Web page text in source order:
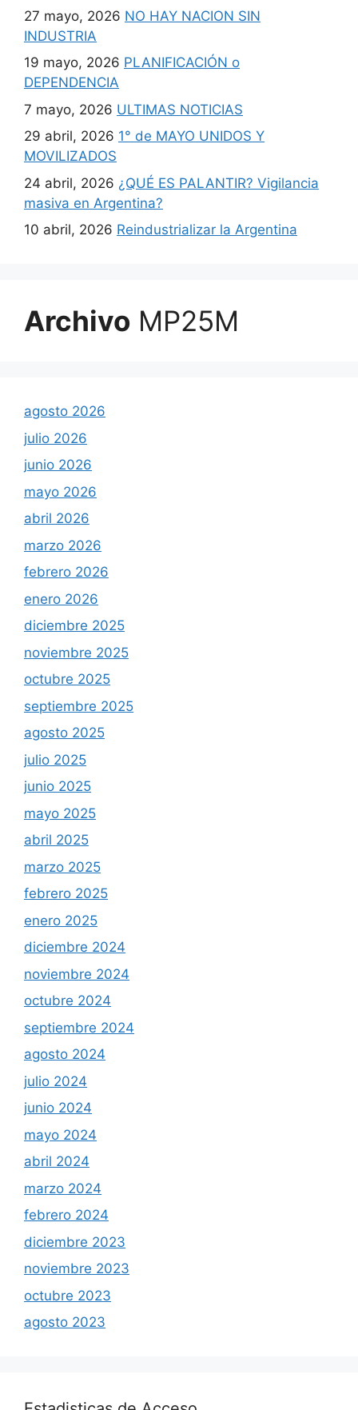
27 mayo, 2026 NO HAY NACION SIN
INDUSTRIA
19 mayo, 2026 PLANIFICACIÓN o
DEPENDENCIA
7 mayo, 2026 ULTIMAS NOTICIAS
29 abril, 2026 1° de MAYO UNIDOS Y
MOVILIZADOS
24 abril, 2026 ¿QUÉ ES PALANTIR? Vigilancia
masiva en Argentina?
10 abril, 2026 Reindustrializar la Argentina
Archivo MP25M
agosto 2026
julio 2026
junio 2026
mayo 2026
abril 2026
marzo 2026
febrero 2026
enero 2026
diciembre 2025
noviembre 2025
octubre 2025
septiembre 2025
agosto 2025
julio 2025
junio 2025
mayo 2025
abril 2025
marzo 2025
febrero 2025
enero 2025
diciembre 2024
noviembre 2024
octubre 2024
septiembre 2024
agosto 2024
julio 2024
junio 2024
mayo 2024
abril 2024
marzo 2024
febrero 2024
diciembre 2023
noviembre 2023
octubre 2023
agosto 2023